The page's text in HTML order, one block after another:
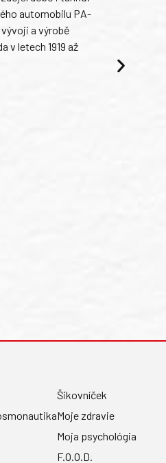
automobilu PA-
a výrobě
v letech 1919 až
Šikovníček
Moje zdravie
Moja psychológia
F.O.O.D.